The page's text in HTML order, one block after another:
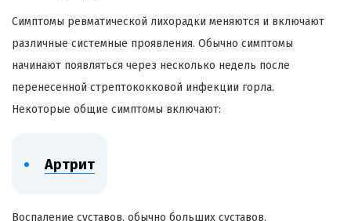
Симптомы ревматической лихорадки меняются и включают
различные системные проявления. Обычно симптомы
начинают появляться через несколько недель после
перенесенной стрептококковой инфекции горла.
Некоторые общие симптомы включают:
Артрит
Воспаление суставов, обычно больших суставов,